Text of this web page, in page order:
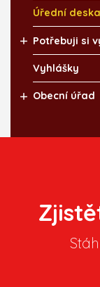
Úřední deska
Potřebuji si
Vyhlášky
Obecní úřad